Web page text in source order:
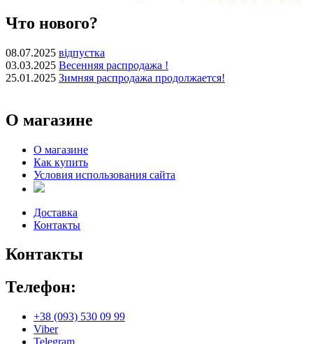
Что нового?
08.07.2025 відпустка
03.03.2025 Весенняя распродажа !
25.01.2025 Зимняя распродажа продолжается!
О магазине
О магазине
Как купить
Условия использования сайта
Доставка
Контакты
Контакты
Телефон:
+38 (093) 530 09 99
Viber